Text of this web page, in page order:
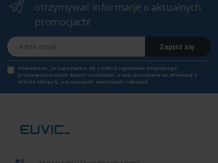
otrzymywać informacje o aktualnych
promocjach!
Adres email
Zapisz się
Oświadczam, że zapoznałem się z treścią regulaminu dotyczącego
przetwarzania moich danych osobowych, w celu przesyłania mi informacji o
ofercie sklepu tj. o promocjach, nowościach i rabatach.